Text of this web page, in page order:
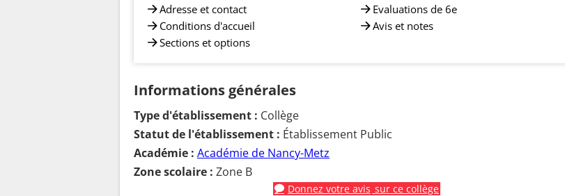
Adresse et contact
Conditions d'accueil
Sections et options
Evaluations de 6e
Avis et notes
Informations générales
Type d'établissement : Collège
Statut de l'établissement : Établissement Public
Académie : Académie de Nancy-Metz
Zone scolaire : Zone B
Donnez votre avis sur ce collège